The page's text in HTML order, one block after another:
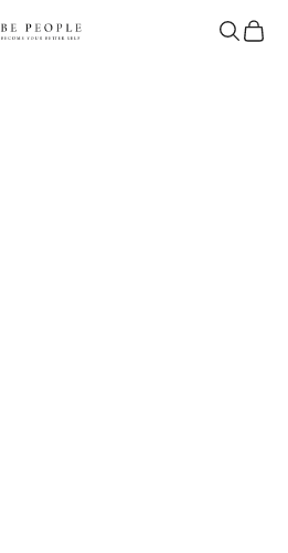
bepeople.co
Ara Sepet